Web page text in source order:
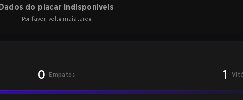
Dados do placar indisponíveis
Por favor, volte mais tarde
0 Empates 1